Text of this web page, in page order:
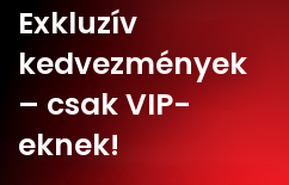
Exkluzív
kedvezmények
– csak VIP-
eknek!